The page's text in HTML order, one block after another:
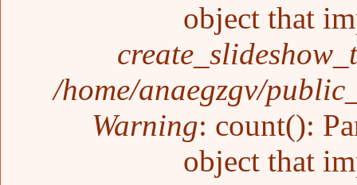
object that
/home/anaegzgv/
Warning: count():
object that